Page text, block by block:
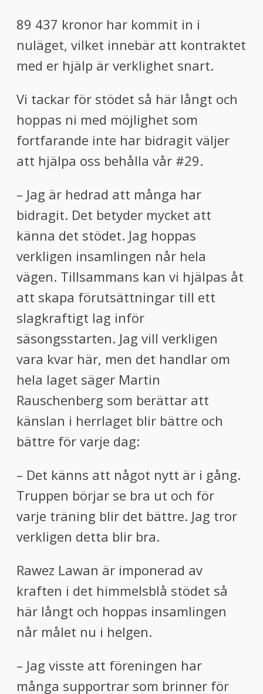
89 437 kronor har kommit in i
nuläget, vilket innebär att kontraktet
med er hjälp är verklighet snart.
Vi tackar för stödet så här långt och
hoppas ni med möjlighet som
fortfarande inte har bidragit väljer
att hjälpa oss behålla vår #29.
– Jag är hedrad att många har
bidragit. Det betyder mycket att
känna det stödet. Jag hoppas
verkligen insamlingen når hela
vägen. Tillsammans kan vi hjälpas åt
att skapa förutsättningar till ett
slagkraftigt lag inför
säsongsstarten. Jag vill verkligen
vara kvar här, men det handlar om
hela laget säger Martin
Rauschenberg som berättar att
känslan i herrlaget blir bättre och
bättre för varje dag:
– Det känns att något nytt är i gång.
Truppen börjar se bra ut och för
varje träning blir det bättre. Jag tror
verkligen detta blir bra.
Rawez Lawan är imponerad av
kraften i det himmelsblå stödet så
här långt och hoppas insamlingen
når målet nu i helgen.
– Jag visste att föreningen har
många supportrar som brinner för